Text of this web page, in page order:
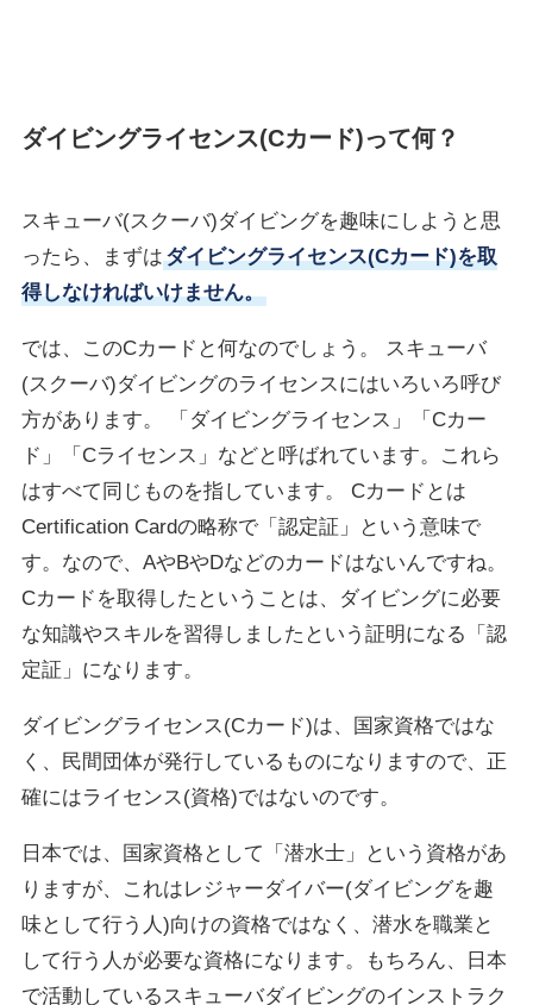
ダイビングライセンス(Cカード)って何？
スキューバ(スクーバ)ダイビングを趣味にしようと思
ったら、まずはダイビングライセンス(Cカード)を取
得しなければいけません。
では、このCカードと何なのでしょう。 スキューバ
(スクーバ)ダイビングのライセンスにはいろいろ呼び
方があります。 「ダイビングライセンス」「Cカー
ド」「Cライセンス」などと呼ばれています。これら
はすべて同じものを指しています。 Cカードとは
Certification Cardの略称で「認定証」という意味で
す。なので、AやBやDなどのカードはないんですね。
Cカードを取得したということは、ダイビングに必要
な知識やスキルを習得しましたという証明になる「認
定証」になります。
ダイビングライセンス(Cカード)は、国家資格ではな
く、民間団体が発行しているものになりますので、正
確にはライセンス(資格)ではないのです。
日本では、国家資格として「潜水士」という資格があ
りますが、これはレジャーダイバー(ダイビングを趣
味として行う人)向けの資格ではなく、潜水を職業と
して行う人が必要な資格になります。もちろん、日本
で活動しているスキューバダイビングのインストラク